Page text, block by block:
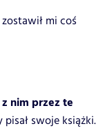
mi coś
nim przez te
pisał swoje książki.